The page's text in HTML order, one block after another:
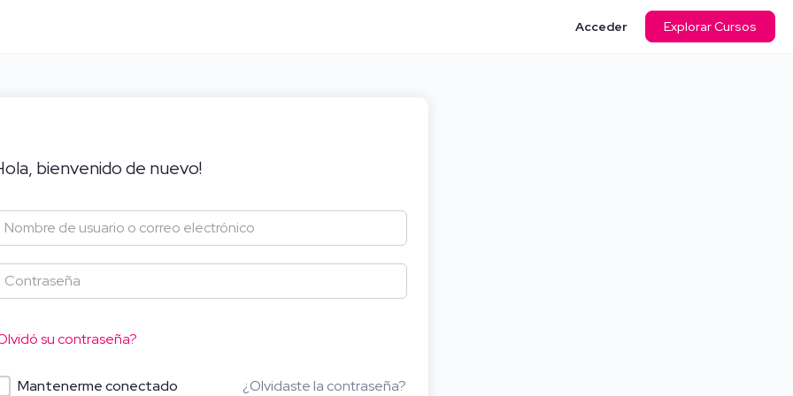
Acceder Explorar Cursos
bienvenido de nuevo!
su contraseña?
Mantenerme conectado ¿Olvidaste la contraseña?